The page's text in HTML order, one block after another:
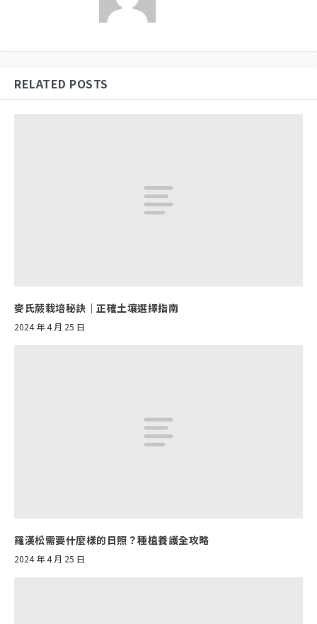
RELATED POSTS
麥氏蕨栽培秘訣｜正確土壤選擇指南
2024 年 4 月 25 日
羅漢松需要什麼樣的日照？種植養護全攻略
2024 年 4 月 25 日